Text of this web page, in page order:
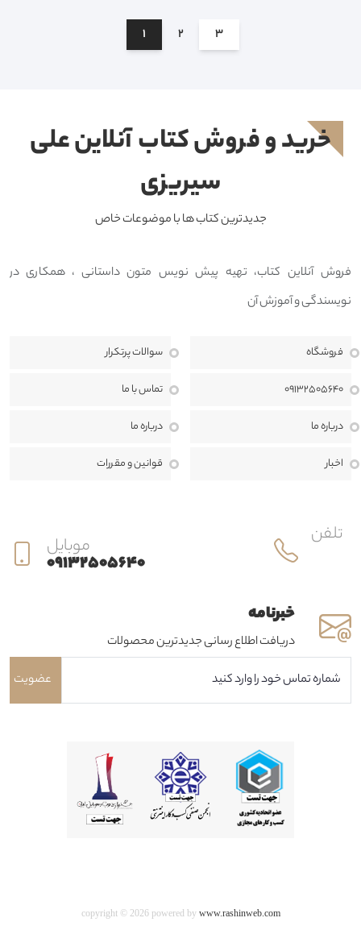
1 2 3
فروشگاه
09132505640
درباره ما
اخبار
سوالات پرتکرار
تماس با ما
درباره ما
قوانين و مقررات
خرید و فروش کتاب آنلاین علی
سیریزی
جدیدترین کتاب ها با موضوعات خاص
فروش آنلاین کتاب، تهیه پیش نویس متون داستانی ، همکاری در
نویسندگی و آموزش آن
خبرنامه
دریافت اطلاع رسانی جدیدترین محصولات
تلفن موبایل
09132505640
عضویت
copyright © 2026 powered by www.rashinweb.com